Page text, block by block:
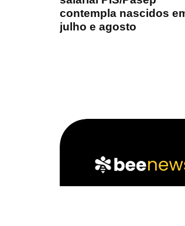
contempla nascidos
julho e agosto